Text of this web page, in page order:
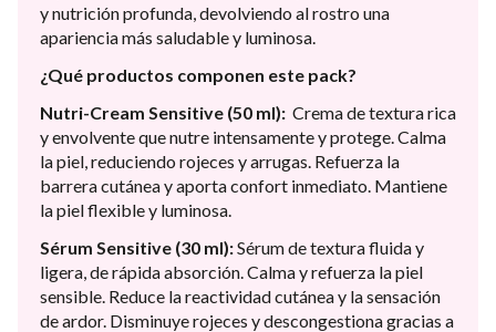
y nutrición profunda, devolviendo al rostro una
apariencia más saludable y luminosa.
¿Qué productos componen este pack?
Nutri-Cream Sensitive (50 ml): Crema de textura rica
y envolvente que nutre intensamente y protege. Calma
la piel, reduciendo rojeces y arrugas. Refuerza la
barrera cutánea y aporta confort inmediato. Mantiene
la piel flexible y luminosa.
Sérum Sensitive (30 ml):Sérum de textura fluida y
ligera, de rápida absorción. Calma y refuerza la piel
sensible. Reduce la reactividad cutánea y la sensación
de ardor. Disminuye rojeces y descongestiona gracias a